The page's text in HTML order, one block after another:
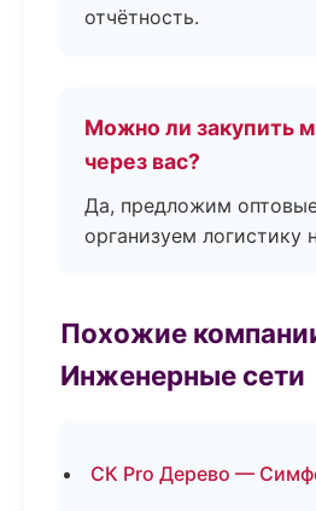
отчётность.
Можно ли закупить
через вас?
Да, предложим
организуем логистику
Похожие
Инженерные сети
СК Pro Дерево —